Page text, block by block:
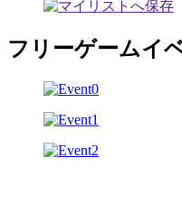
フリーゲームイ